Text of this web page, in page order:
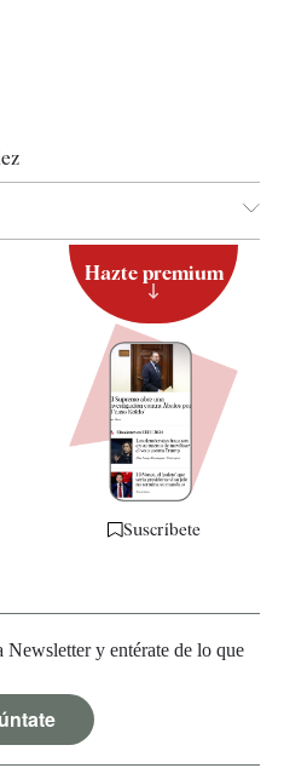
Hazte premium
Suscríbete
Newsletter y entérate de lo que